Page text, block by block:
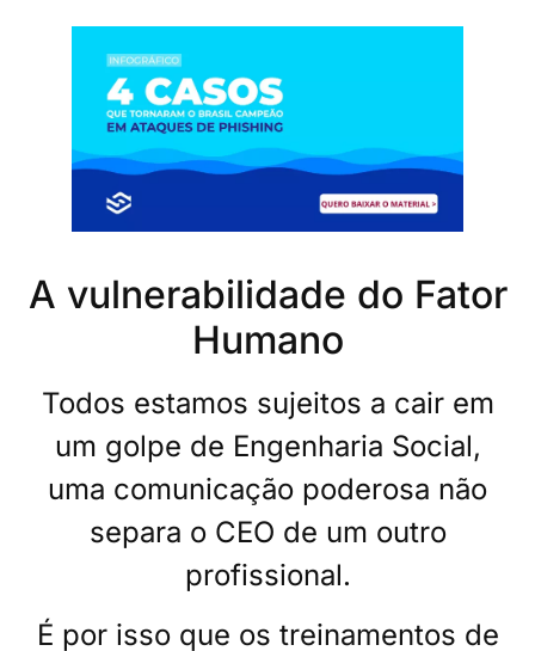
A vulnerabilidade do Fator
Humano
Todos estamos sujeitos a cair em
um golpe de Engenharia Social,
uma comunicação poderosa não
separa o CEO de um outro
profissional.
É por isso que os treinamentos de